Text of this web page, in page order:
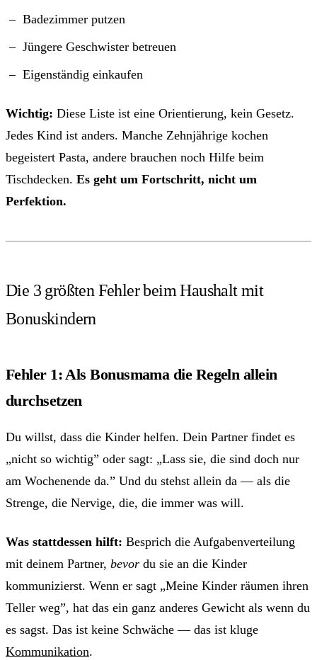
Badezimmer putzen
Jüngere Geschwister betreuen
Eigenständig einkaufen
Wichtig: Diese Liste ist eine Orientierung, kein Gesetz.
Jedes Kind ist anders. Manche Zehnjährige kochen
begeistert Pasta, andere brauchen noch Hilfe beim
Tischdecken. Es geht um Fortschritt, nicht um
Perfektion.
Die 3 größten Fehler beim Haushalt mit
Bonuskindern
Fehler 1: Als Bonusmama die Regeln allein
durchsetzen
Du willst, dass die Kinder helfen. Dein Partner findet es
„nicht so wichtig” oder sagt: „Lass sie, die sind doch nur
am Wochenende da.” Und du stehst allein da — als die
Strenge, die Nervige, die, die immer was will.
Was stattdessen hilft: Besprich die Aufgabenverteilung
mit deinem Partner, bevor du sie an die Kinder
kommunizierst. Wenn er sagt „Meine Kinder räumen ihren
Teller weg”, hat das ein ganz anderes Gewicht als wenn du
es sagst. Das ist keine Schwäche — das ist kluge
Kommunikation.